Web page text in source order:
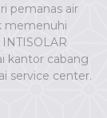
pemanas air
memenuhi
kantor cabang
service center.